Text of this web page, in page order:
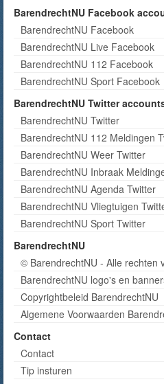
BarendrechtNU Facebook
BarendrechtNU Facebook
BarendrechtNU Live Facebook
BarendrechtNU 112 Facebook
BarendrechtNU Sport Facebook
BarendrechtNU Twitter
BarendrechtNU Twitter
BarendrechtNU 112 Meldingen
BarendrechtNU Weer Twitter
BarendrechtNU Inbraak
BarendrechtNU Agenda Twitter
BarendrechtNU Vliegtuigen
BarendrechtNU Sport Twitter
BarendrechtNU
© BarendrechtNU - Alle rechten
BarendrechtNU logo's en
Copyrightbeleid BarendrechtNU
Algemene Voorwaarden
Contact
Contact
Tip insturen